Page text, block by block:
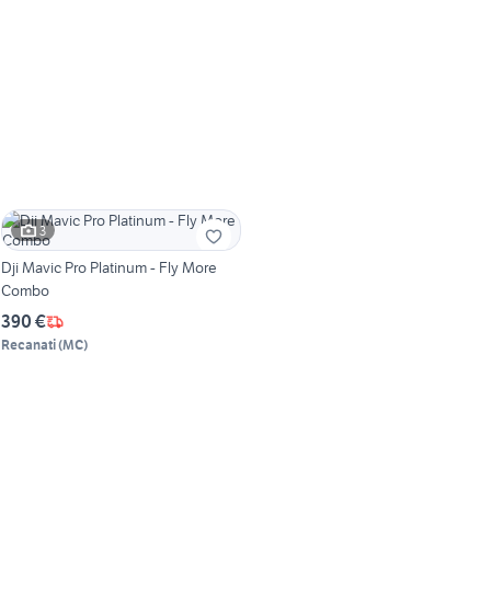
3
Dji Mavic Pro Platinum - Fly More
Combo
390 €
Recanati(MC)